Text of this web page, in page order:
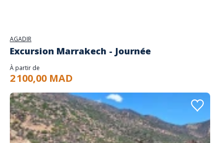
AGADIR
Excursion Marrakech - Journée
À partir de
2 100,00 MAD